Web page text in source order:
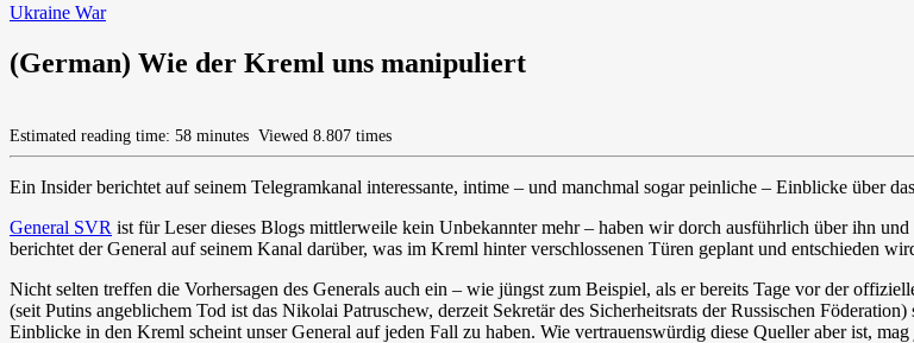
Ukraine War
(German) Wie der Kreml uns manipuliert
Estimated reading time: 58 minutes Viewed 8.807 times
Ein Insider berichtet auf seinem Telegramkanal interessante, intime – und manchmal sogar peinliche – Einblicke über
General SVR ist für Leser dieses Blogs mittlerweile kein Unbekannter mehr – haben wir dorch ausführlich über ihn und
berichtet der General auf seinem Kanal darüber, was im Kreml hinter verschlossenen Türen geplant und entschieden
Nicht selten treffen die Vorhersagen des Generals auch ein – wie jüngst zum Beispiel, als er bereits Tage vor der
(seit Putins angeblichem Tod ist das Nikolai Patruschew, derzeit Sekretär des Sicherheitsrats der Russischen
Einblicke in den Kreml scheint unser General auf jeden Fall zu haben. Wie vertrauenswürdig diese Queller aber ist, mag